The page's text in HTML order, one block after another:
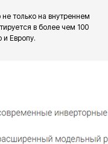
только на внутреннем
в более чем 100
Европу.